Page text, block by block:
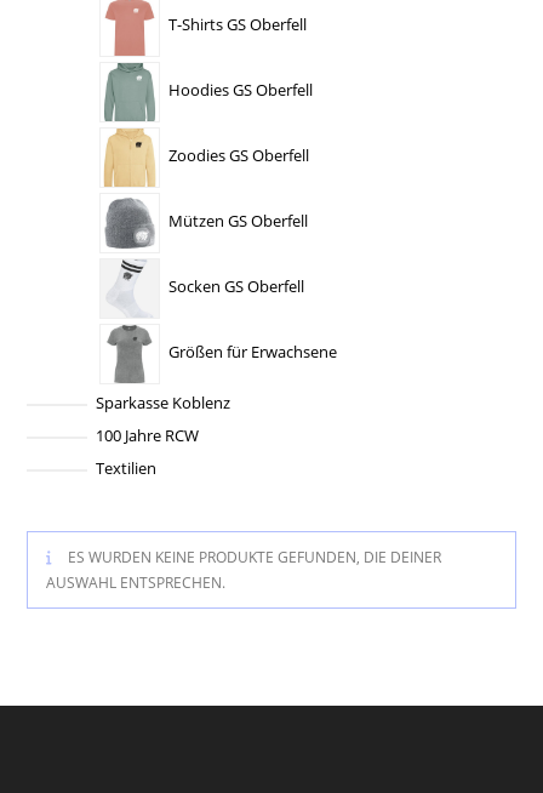
T-Shirts GS Oberfell
Hoodies GS Oberfell
Zoodies GS Oberfell
Mützen GS Oberfell
Socken GS Oberfell
Größen für Erwachsene
Sparkasse Koblenz
100 Jahre RCW
Textilien
ES WURDEN KEINE PRODUKTE GEFUNDEN, DIE DEINER
AUSWAHL ENTSPRECHEN.